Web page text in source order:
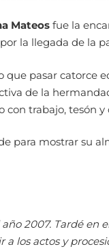
Mateosfue la
la llegada de la
pasar
de la
con trabajo, tesón y
para mostrar su
2007. Tardé
los actos y